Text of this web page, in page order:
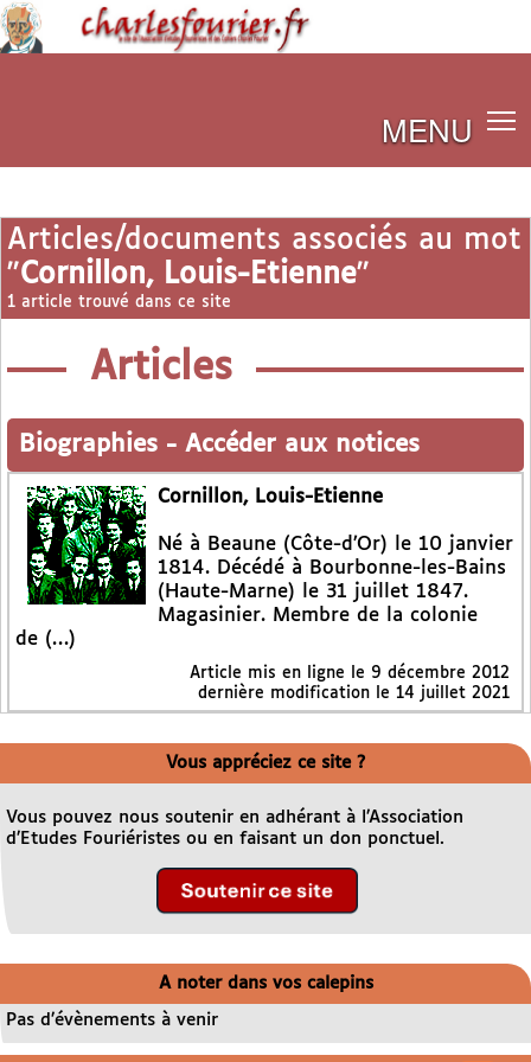
MENU
Articles/documents associés au mot
"Cornillon, Louis-Etienne"
1 article trouvé dans ce site
Articles
Biographies - Accéder aux notices
Cornillon, Louis-Etienne
Né à Beaune (Côte-d’Or) le 10 janvier
1814. Décédé à Bourbonne-les-Bains
(Haute-Marne) le 31 juillet 1847.
Magasinier. Membre de la colonie
de (…)
Article mis en ligne le 9 décembre 2012
dernière modification le 14 juillet 2021
Vous appréciez ce site ?
Vous pouvez nous soutenir en adhérant à l’Association
d’Etudes Fouriéristes ou en faisant un don ponctuel.
A noter dans vos calepins
Pas d’évènements à venir